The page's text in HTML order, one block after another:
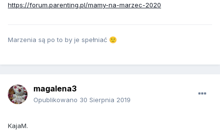
https://forum.parenting.pl/mamy-na-marzec-2020
Marzenia są po to by je spełniać 🙂
magalena3
Opublikowano 30 Sierpnia 2019
KajaM.